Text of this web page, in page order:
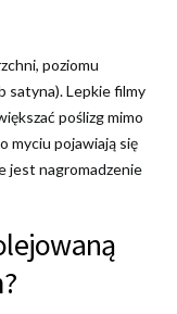
poziomu
satyna). Lepkie filmy
poślizg mimo
myciu pojawiają się
jest nagromadzenie